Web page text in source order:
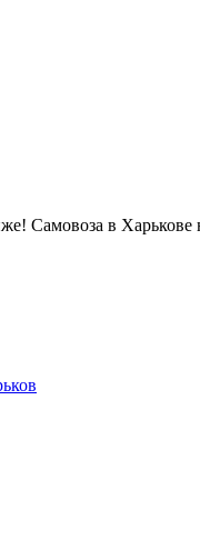
Самовоза в Харькове